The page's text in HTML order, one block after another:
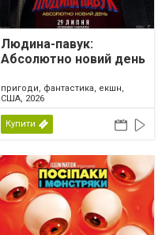
Людина-павук:
Абсолютно новий день
пригоди, фантастика, екшн,
США, 2026
Купити